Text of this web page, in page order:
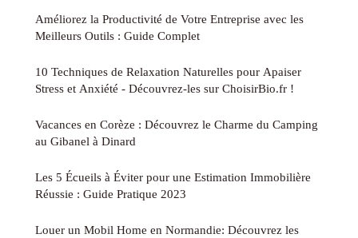
Améliorez la Productivité de Votre Entreprise avec les
Meilleurs Outils : Guide Complet
10 Techniques de Relaxation Naturelles pour Apaiser
Stress et Anxiété - Découvrez-les sur ChoisirBio.fr !
Vacances en Corèze : Découvrez le Charme du Camping
au Gibanel à Dinard
Les 5 Écueils à Éviter pour une Estimation Immobilière
Réussie : Guide Pratique 2023
Louer un Mobil Home en Normandie: Découvrez les